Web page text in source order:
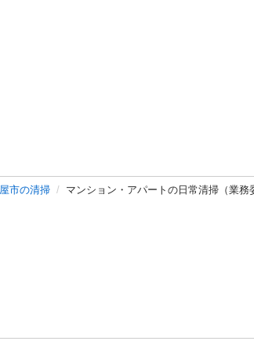
市の清掃 マンション・アパートの日常清掃（業務